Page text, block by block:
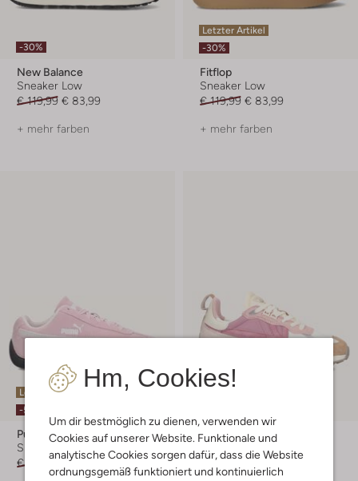
Hm, Cookies!
Um dir bestmöglich zu dienen, verwenden wir
Cookies auf unserer Website. Funktionale und
analytische Cookies sorgen dafür, dass die Website
ordnungsgemäß funktioniert und kontinuierlich
-30%
New Balance
Sneaker Low
€ 119,99 € 83,99
+ mehr farben
Letzter Artikel
-30%
Fitflop
Sneaker Low
€ 119,99 € 83,99
+ mehr farben
Letzte Größen
-50%
Puma
Sneaker Low
€ 109,99 € 54,99
Kaotiko
Sneaker Low
€ 119,99 € 59,99